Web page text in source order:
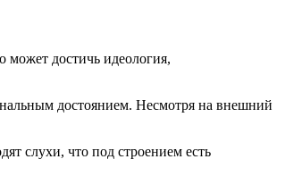
может достичь идеология,
достоянием. Несмотря на внешний
слухи, что под строением есть